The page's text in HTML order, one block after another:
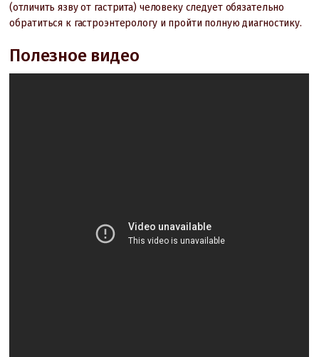
(отличить язву от гастрита) человеку следует обязательно
обратиться к гастроэнтерологу и пройти полную диагностику.
Полезное видео